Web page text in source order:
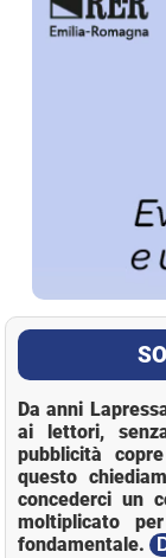
Da anni
ai lettori,
pubblicità
questo
concederci un
moltiplicato
fondamentale.